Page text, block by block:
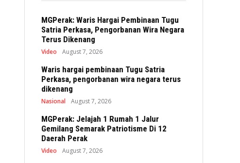
MGPerak: Waris Hargai Pembinaan Tugu
Satria Perkasa, Pengorbanan Wira Negara
Terus Dikenang
Video August 7, 2026
Waris hargai pembinaan Tugu Satria
Perkasa, pengorbanan wira negara terus
dikenang
Nasional August 7, 2026
MGPerak: Jelajah 1 Rumah 1 Jalur
Gemilang Semarak Patriotisme Di 12
Daerah Perak
Video August 7, 2026